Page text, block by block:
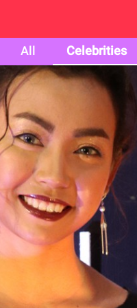
All
Celebrities